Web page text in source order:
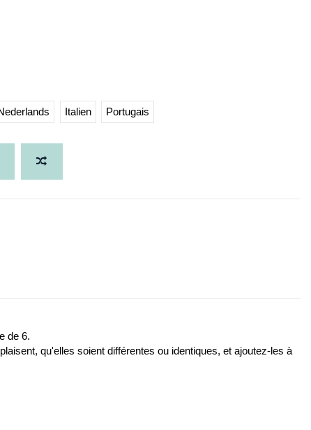
Italien Portugais
de 6.
qu'elles soient différentes ou identiques, et ajoutez-les à